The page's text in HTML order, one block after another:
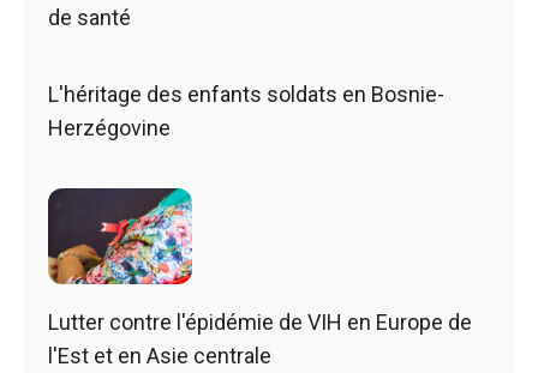
de santé
L'héritage des enfants soldats en Bosnie-
Herzégovine
Lutter contre l'épidémie de VIH en Europe de
l'Est et en Asie centrale